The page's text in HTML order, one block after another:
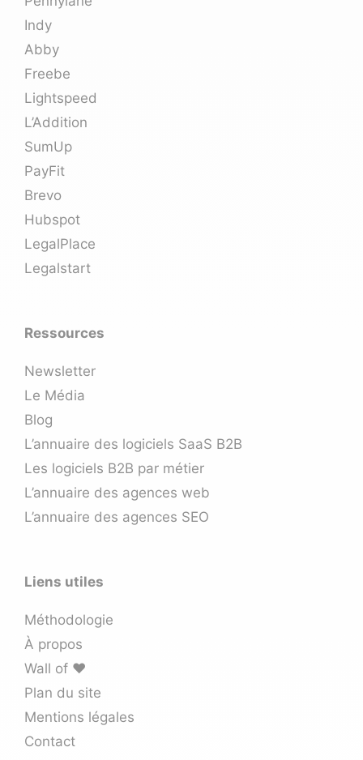
Indy
Abby
Freebe
Lightspeed
L’Addition
SumUp
PayFit
Brevo
Hubspot
LegalPlace
Legalstart
Ressources
Newsletter
Le Média
Blog
L’annuaire des logiciels SaaS B2B
Les logiciels B2B par métier
L’annuaire des agences web
L’annuaire des agences SEO
Liens utiles
Méthodologie
À propos
Wall of ❤️
Plan du site
Mentions légales
Contact